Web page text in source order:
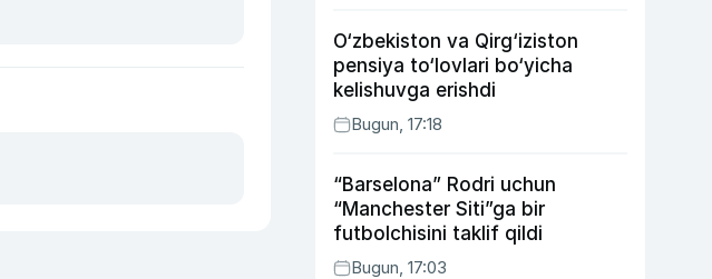
O‘zbekiston va Qirg‘iziston
pensiya to‘lovlari bo‘yicha
kelishuvga erishdi
Bugun, 17:18
“Barselona” Rodri uchun
“Manchester Siti”ga bir
futbolchisini taklif qildi
Bugun, 17:03